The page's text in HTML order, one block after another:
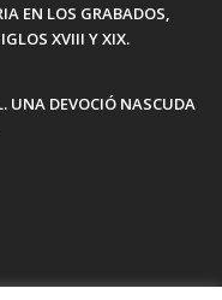
EN LOS GRABADOS,
XVIII Y XIX.
UNA DEVOCIÓ NASCUDA